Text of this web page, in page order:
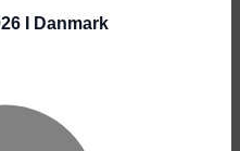
I Danmark